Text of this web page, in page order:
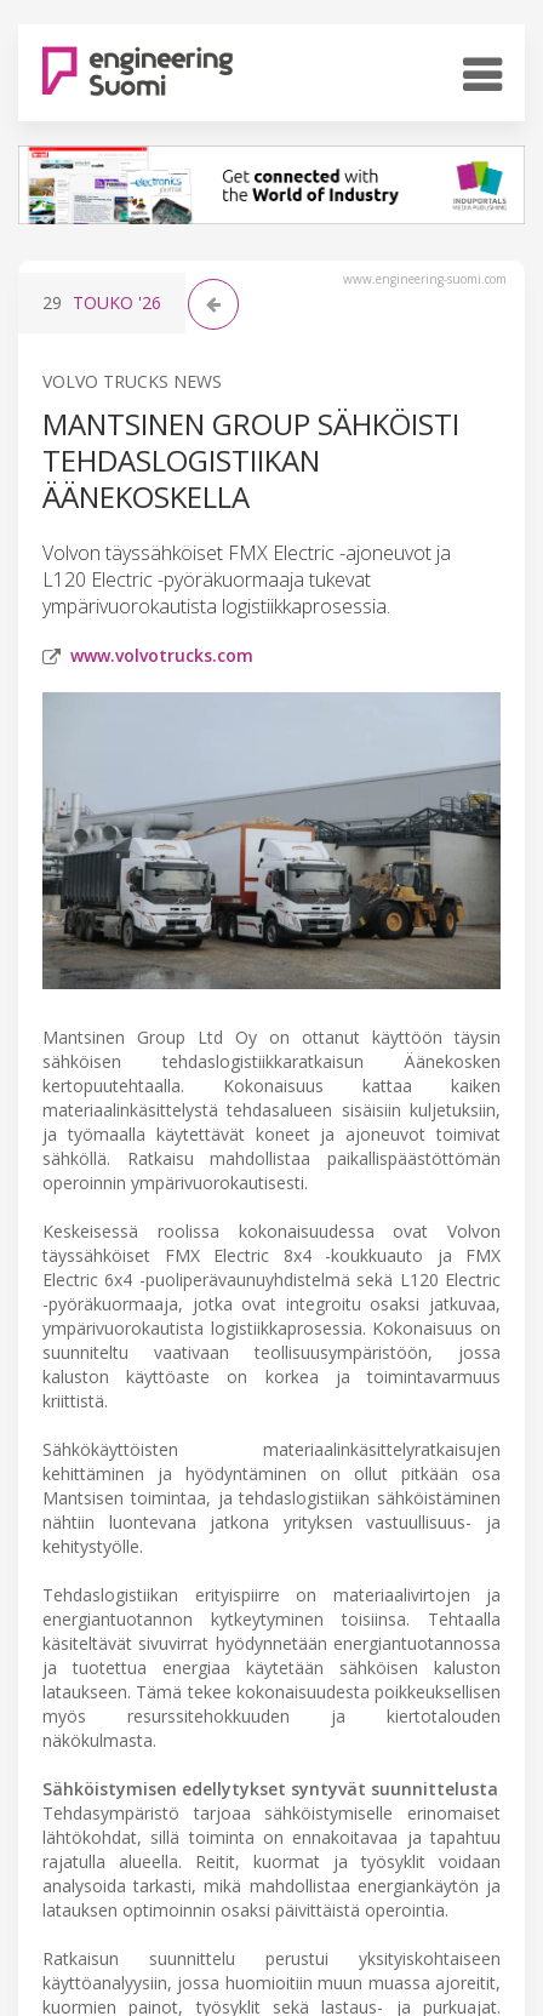
www.engineering-suomi.com
29 TOUKO '26
VOLVO TRUCKS NEWS
MANTSINEN GROUP SÄHKÖISTI
TEHDASLOGISTIIKAN
ÄÄNEKOSKELLA
Volvon täyssähköiset FMX Electric -ajoneuvot ja
L120 Electric -pyöräkuormaaja tukevat
ympärivuorokautista logistiikkaprosessia.
www.volvotrucks.com
Mantsinen Group Ltd Oy on ottanut käyttöön täysin
sähköisen tehdaslogistiikkaratkaisun Äänekosken
kertopuutehtaalla. Kokonaisuus kattaa kaiken
materiaalinkäsittelystä tehdasalueen sisäisiin kuljetuksiin,
ja työmaalla käytettävät koneet ja ajoneuvot toimivat
sähköllä. Ratkaisu mahdollistaa paikallispäästöttömän
operoinnin ympärivuorokautisesti.
Keskeisessä roolissa kokonaisuudessa ovat Volvon
täyssähköiset FMX Electric 8x4 -koukkuauto ja FMX
Electric 6x4 -puoliperävaunuyhdistelmä sekä L120 Electric
-pyöräkuormaaja, jotka ovat integroitu osaksi jatkuvaa,
ympärivuorokautista logistiikkaprosessia. Kokonaisuus on
suunniteltu vaativaan teollisuusympäristöön, jossa
kaluston käyttöaste on korkea ja toimintavarmuus
kriittistä.
Sähkökäyttöisten materiaalinkäsittelyratkaisujen
kehittäminen ja hyödyntäminen on ollut pitkään osa
Mantsisen toimintaa, ja tehdaslogistiikan sähköistäminen
nähtiin luontevana jatkona yrityksen vastuullisuus- ja
kehitystyölle.
Tehdaslogistiikan erityispiirre on materiaalivirtojen ja
energiantuotannon kytkeytyminen toisiinsa. Tehtaalla
käsiteltävät sivuvirrat hyödynnetään energiantuotannossa
ja tuotettua energiaa käytetään sähköisen kaluston
lataukseen. Tämä tekee kokonaisuudesta poikkeuksellisen
myös resurssitehokkuuden ja kiertotalouden
näkökulmasta.
Sähköistymisen edellytykset syntyvät suunnittelusta
Tehdasympäristö tarjoaa sähköistymiselle erinomaiset
lähtökohdat, sillä toiminta on ennakoitavaa ja tapahtuu
rajatulla alueella. Reitit, kuormat ja työsyklit voidaan
analysoida tarkasti, mikä mahdollistaa energiankäytön ja
latauksen optimoinnin osaksi päivittäistä operointia.
Ratkaisun suunnittelu perustui yksityiskohtaiseen
käyttöanalyysiin, jossa huomioitiin muun muassa ajoreitit,
kuormien painot, työsyklit sekä lastaus- ja purkuajat.